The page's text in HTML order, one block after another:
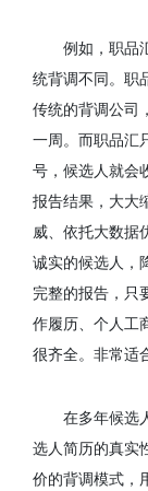
例如，职品
统背调不同。职
传统的背调公司
一周。而职品汇
号，候选人就会
报告结果，大大
威、依托大数据
诚实的候选人，
完整的报告，只
作履历、个人工
很齐全。非常适
在多年候选
选人简历的真实
价的背调模式，